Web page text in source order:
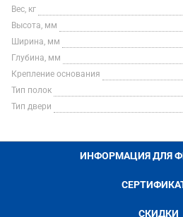
Вес, кг
Высота, мм
Ширина, мм
Глубина, мм
Крепление основания
Тип полок
Тип двери
ИНФОРМАЦИЯ ДЛЯ
СКИДКИ